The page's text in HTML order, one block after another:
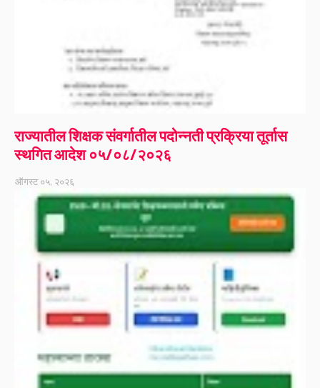
राज्यातील शिक्षक संवर्गातील पदोन्नती प्रक्रिया तूर्तास
स्थगित आदेश ०५/०८/२०२६
ऑगस्ट ०५, २०२६